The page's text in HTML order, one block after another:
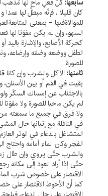
سابعها:كلّ فعلٍ ماحٍ لها مُذهب
كان قليلا ، فإنّه مبطل لها عمدا
للموالاةفيها - بمعنى
السهو، وإن لم يكن مفوّتا لها
كحركة الأصابع، والإشارة
الطفل ووضعه وضمّه وإرضاعه،
للصورة.
ثامنها: الأكل والشرب وإن كانا
بقيت في الفم أو بين الأسنان،
بالاجتناب عن إمساك السكّر
لم يكن ماحيا للصورة ولا مفوّتا
ولا فرق في جميع ما سمعته من
في النافلة مع إتيانها حال
المتشاغل بالدعاء في الوتر
الفجر وكان الماء أمامه
والشرب حتّى يروي وإن طال
حتّى إذا أراد العود إلى مكانه
الاقتصار على خصوص شرب
كما أنّ الأحوط الاقتصار على